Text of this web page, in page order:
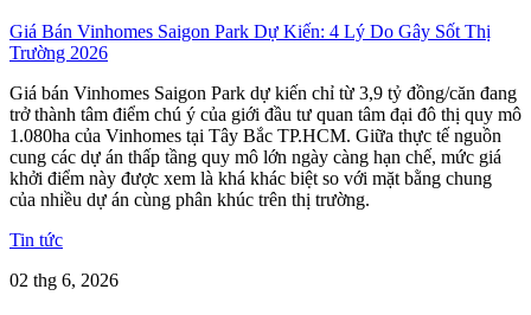
Giá Bán Vinhomes Saigon Park Dự Kiến: 4 Lý Do Gây Sốt Thị
Trường 2026
Giá bán Vinhomes Saigon Park dự kiến chỉ từ 3,9 tỷ đồng/căn đang
trở thành tâm điểm chú ý của giới đầu tư quan tâm đại đô thị quy mô
1.080ha của Vinhomes tại Tây Bắc TP.HCM. Giữa thực tế nguồn
cung các dự án thấp tầng quy mô lớn ngày càng hạn chế, mức giá
khởi điểm này được xem là khá khác biệt so với mặt bằng chung
của nhiều dự án cùng phân khúc trên thị trường.
Tin tức
02 thg 6, 2026